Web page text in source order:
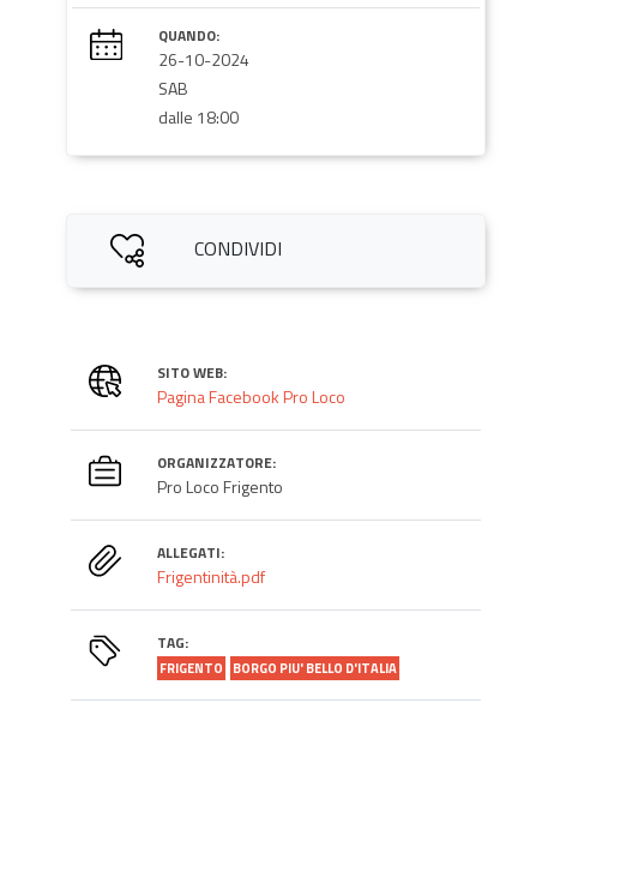
QUANDO:
26-10-2024
SAB
dalle 18:00
CONDIVIDI
SITO WEB:
Pagina Facebook Pro Loco
ORGANIZZATORE:
Pro Loco Frigento
ALLEGATI:
Frigentinità.pdf
TAG:
FRIGENTO BORGO PIU' BELLO D'ITALIA